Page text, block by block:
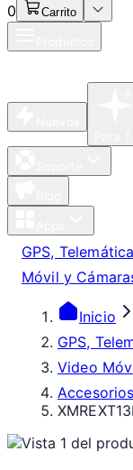
0 Carrito
GPS,
Móvil y
Inicio
GPS,
Video
Accesorios